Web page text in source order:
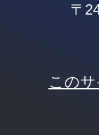
〒
この